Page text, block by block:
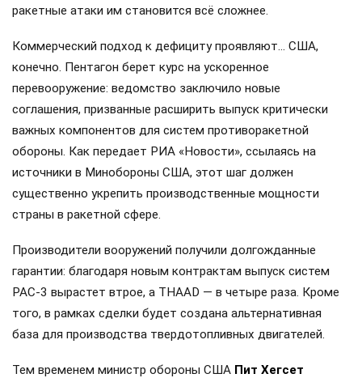
ракетные атаки им становится всё сложнее.
Коммерческий подход к дефициту проявляют… США,
конечно. Пентагон берет курс на ускоренное
перевооружение: ведомство заключило новые
соглашения, призванные расширить выпуск критически
важных компонентов для систем противоракетной
обороны. Как передает РИА «Новости», ссылаясь на
источники в Минобороны США, этот шаг должен
существенно укрепить производственные мощности
страны в ракетной сфере.
Производители вооружений получили долгожданные
гарантии: благодаря новым контрактам выпуск систем
PAC-3 вырастет втрое, а THAAD — в четыре раза. Кроме
того, в рамках сделки будет создана альтернативная
база для производства твердотопливных двигателей.
Тем временем министр обороны США Пит Хегсет